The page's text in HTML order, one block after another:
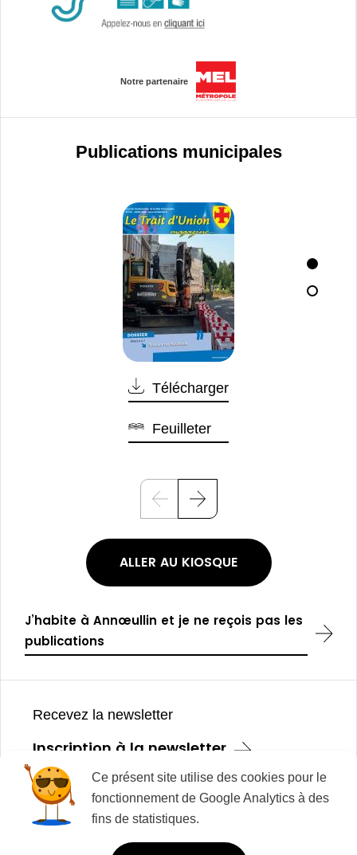
Ce présent site utilise des cookies pour le
fonctionnement de Google Analytics à des
fins de statistiques.
Notre partenaire
Publications municipales
Télécharger
Feuilleter
P
r
c
d
n
S
u
v
n
ALLER AU KIOSQUE
J’habite à Annœullin et je ne reçois pas les
publications
Mentions légales
Recevez la newsletter
Inscription à la newsletter